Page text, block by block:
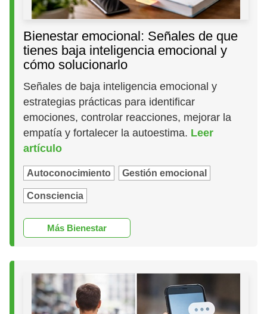
Bienestar emocional: Señales de que
tienes baja inteligencia emocional y
cómo solucionarlo
Señales de baja inteligencia emocional y
estrategias prácticas para identificar
emociones, controlar reacciones, mejorar la
empatía y fortalecer la autoestima. Leer
artículo
Autoconocimiento Gestión emocional
Consciencia
Más Bienestar